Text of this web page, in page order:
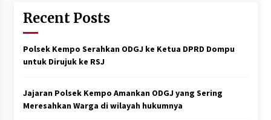
Recent Posts
Polsek Kempo Serahkan ODGJ ke Ketua DPRD Dompu
untuk Dirujuk ke RSJ
Jajaran Polsek Kempo Amankan ODGJ yang Sering
Meresahkan Warga di wilayah hukumnya